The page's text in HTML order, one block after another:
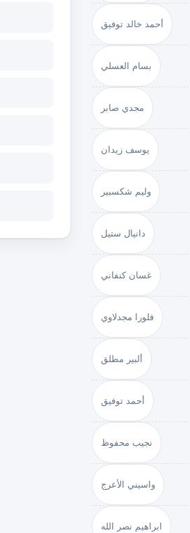
أحمد خالد توفيق
بسام العسلي
مجدي صابر
يوسف زيدان
وليم شكسبير
دانيال ستيل
غسان كنفاني
فلورا مجدلاوي
ألبير مطلق
أحمد توفيق
نجيب محفوظ
واسيني الأعرج
ابراهيم نصر الله